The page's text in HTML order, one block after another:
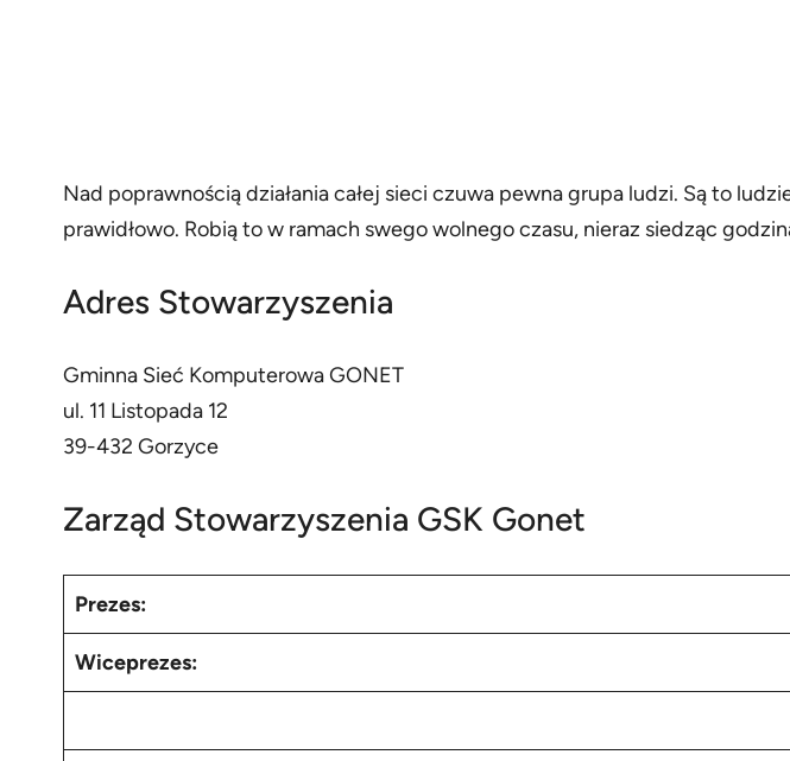
Nad poprawnością działania całej sieci czuwa pewna grupa ludzi. Są to
prawidłowo. Robią to w ramach swego wolnego czasu, nieraz siedząc
Adres Stowarzyszenia
Gminna Sieć Komputerowa GONET
ul. 11 Listopada 12
39-432 Gorzyce
Zarząd Stowarzyszenia GSK Gonet
Prezes:
Wiceprezes: